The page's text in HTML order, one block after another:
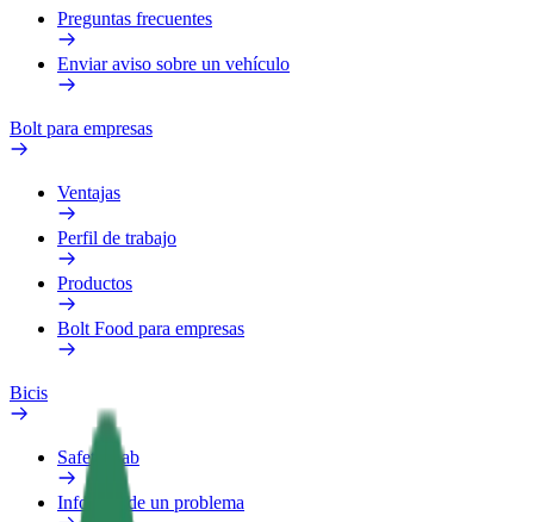
Preguntas frecuentes
Enviar aviso sobre un vehículo
Bolt para empresas
Ventajas
Perfil de trabajo
Productos
Bolt Food para empresas
Bicis
Safety Lab
Informar de un problema